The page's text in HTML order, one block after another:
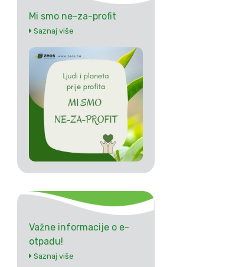
Mi smo ne-za-profit
Saznaj više
Važne informacije o e-
otpadu!
Saznaj više